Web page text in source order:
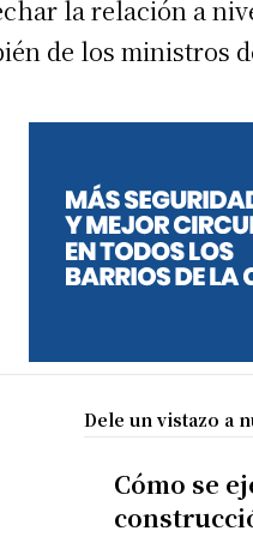
la relación a
de los ministros
Dele un vistazo a
Cómo se